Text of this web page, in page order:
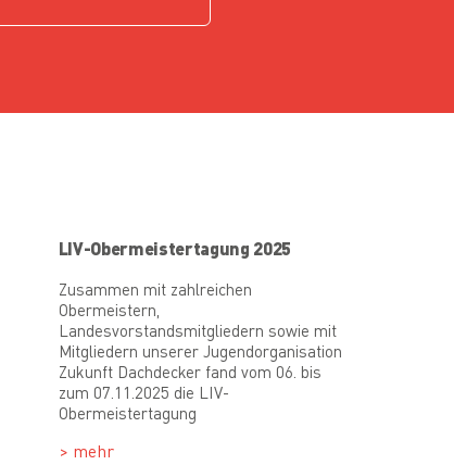
LIV-Obermeistertagung 2025
Zusammen mit zahlreichen
Obermeistern,
Landesvorstandsmitgliedern sowie mit
Mitgliedern unserer Jugendorganisation
Zukunft Dachdecker fand vom 06. bis
zum 07.11.2025 die LIV-
Obermeistertagung
> mehr